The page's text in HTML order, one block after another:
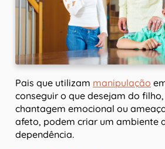
Pais que utilizam manipulação
conseguir o que desejam do
chantagem emocional ou
afeto, podem criar um ambiente
dependência.